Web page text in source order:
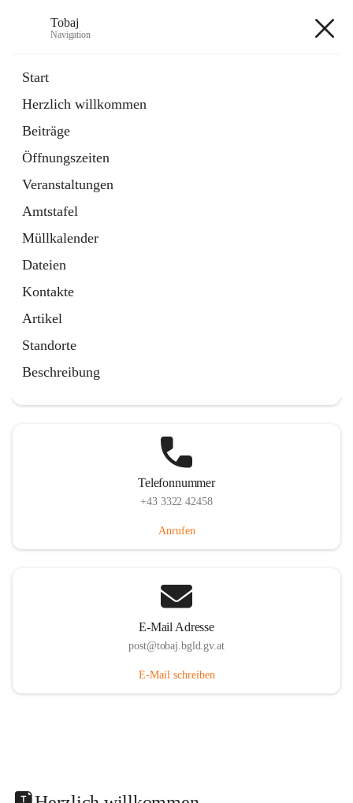
Tobaj
Navigation
Start
Herzlich willkommen
Beiträge
Öffnungszeiten
Veranstaltungen
Amtstafel
Müllkalender
Dateien
Kontakte
Artikel
Standorte
Beschreibung
Externe Webseite
in
Tab
Formulare
2 Schnellzugriffe
Telefonnummer
+43 3322 42458
Anrufen
E-Mail Adresse
post@tobaj.bgld.gv.at
E-Mail schreiben